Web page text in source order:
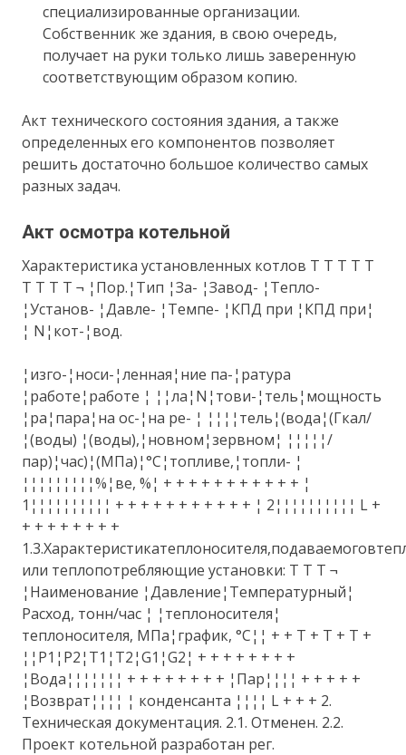
специализированные организации.
Собственник же здания, в свою очередь,
получает на руки только лишь заверенную
соответствующим образом копию.
Акт технического состояния здания, а также
определенных его компонентов позволяет
решить достаточно большое количество самых
разных задач.
Акт осмотра котельной
Характеристика установленных котлов T T T T T
T T T T ¬ ¦Пор.¦Тип ¦За- ¦Завод- ¦Тепло-
¦Установ- ¦Давле- ¦Темпе- ¦КПД при ¦КПД при¦
¦ N¦кот-¦вод.
¦изго-¦носи-¦ленная¦ние па-¦ратура
¦работе¦работе ¦ ¦¦ла¦N¦тови-¦тель¦мощность
¦ра¦пара¦на ос-¦на ре- ¦ ¦¦¦¦тель¦(вода¦(Гкал/
¦(воды) ¦(воды),¦новном¦зервном¦ ¦¦¦¦¦/
пар)¦час)¦(МПа)¦°C¦топливе,¦топли- ¦
¦¦¦¦¦¦¦¦¦%¦ве, %¦ + + + + + + + + + + + ¦
1¦¦¦¦¦¦¦¦¦¦ + + + + + + + + + + + ¦ 2¦¦¦¦¦¦¦¦¦¦ L +
+ + + + + + + +
или теплопотребляющие установки: T T T ¬
¦Наименование ¦Давление¦Температурный¦
Расход, тонн/час ¦ ¦теплоносителя¦
теплоносителя, МПа¦график, °C¦¦ + + T + T + T +
¦¦P1¦P2¦T1¦T2¦G1¦G2¦ + + + + + + + +
¦Вода¦¦¦¦¦¦¦ + + + + + + + + ¦Пар¦¦¦¦ + + + + +
¦Возврат¦¦¦¦ ¦ конденсанта ¦¦¦¦ L + + + 2.
Техническая документация. 2.1. Отменен. 2.2.
Проект котельной разработан рег.